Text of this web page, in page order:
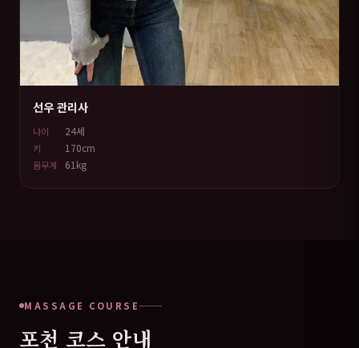
선우 관리사
나이 24세
키 170cm
몸무게 61kg
MASSAGE COURSE
포천 코스 안내